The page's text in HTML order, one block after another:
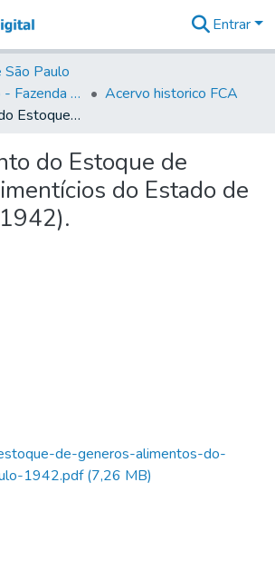
&
Coleções
Tudo na
Biblioteca
Estatísticas
Entrar
Paulo
Acervo Histório - Fazenda Lageado
Acervo historico FCA
Levantamento do Estoque de Gêneros Alimentícios do Estado de São Paulo (1942).
do Estoque de
do Estado de
de-generos-alimentos-do-
1942.pdf(7,26 MB)